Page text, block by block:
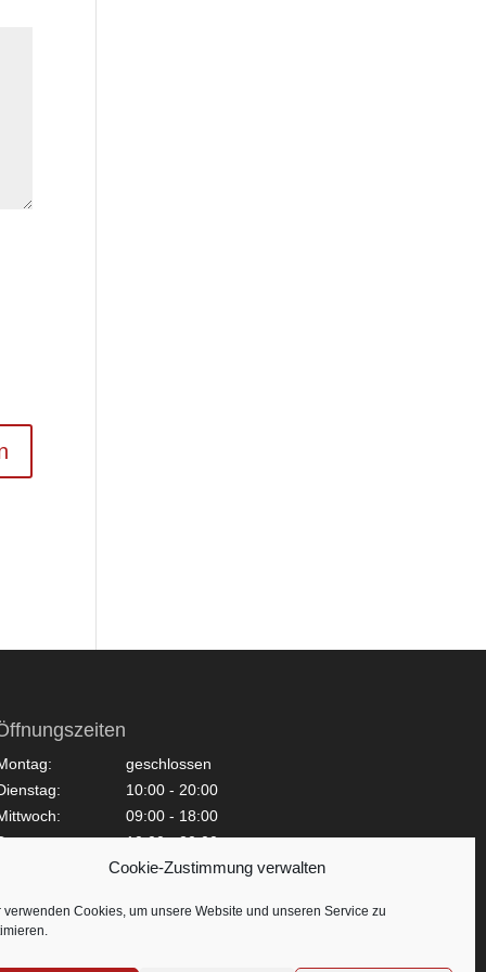
Cookie-Zustimmung verwalten
verwenden Cookies, um unsere Website und unseren Service zu
geschlossen
10:00 - 20:00
09:00 - 18:00
10:00 - 20:00
09:00 - 18:00
geschlossen